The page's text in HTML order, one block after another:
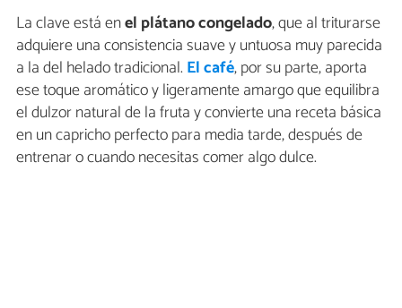
La clave está enel plátano congelado, que al triturarse
adquiere una consistencia suave y untuosa muy parecida
a la del helado tradicional. El café, por su parte, aporta
ese toque aromático y ligeramente amargo que equilibra
el dulzor natural de la fruta y convierte una receta básica
en un capricho perfecto para media tarde, después de
entrenar o cuando necesitas comer algo dulce.